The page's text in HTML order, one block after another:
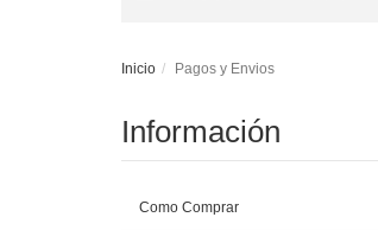
Inicio Pagos y Envios
Información
Como Comprar